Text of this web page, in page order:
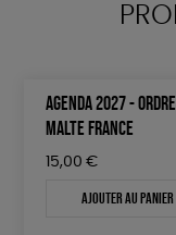
AGENDA 2027 -
MALTE FRANCE
15,00 €
Ajouter au panier